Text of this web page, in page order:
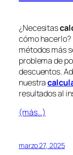
¿Necesitas
cómo hacerlo?
métodos más
problema de
descuentos.
nuestra
resultados al
(más…)
marzo 27, 2025